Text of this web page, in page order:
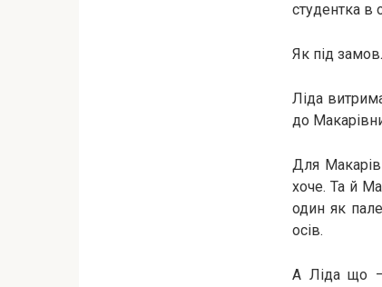
студентка в
Як під
Ліда
до
Для
хоче. Та й
один як
осів.
А Ліда що –